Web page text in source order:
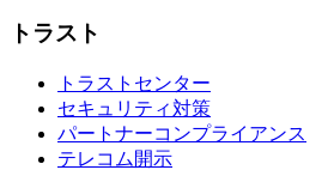
トラスト
トラストセンター
セキュリティ対策
パートナーコンプライアンス
テレコム開示